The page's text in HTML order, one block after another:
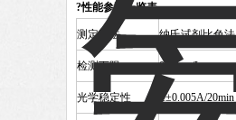
?性能参数一览表
测定方法 纳氏试剂比色法
检测下限 0.01mg/L
光学稳定性 ≤±0.005A/20min